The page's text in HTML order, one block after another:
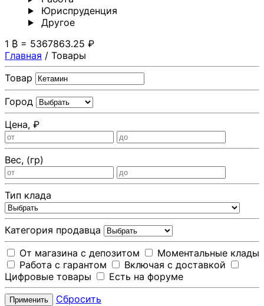
Юриспруденция
Другoе
1 ₿ = 5367863.25 ₽
Главная / Товары
Товар
Город
Цена, ₽
Вес, (гр)
Тип клада
Категория продавца
От магазина с депозитом
Моментальные клады
Работа с гарантом
Включая с доставкой
Цифровые товары
Есть на форуме
Применить Сбросить